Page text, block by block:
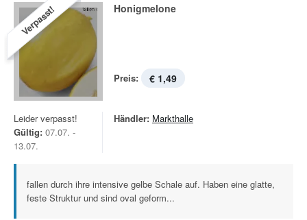
Verpasst! Honigmelone
Preis: € 1,49
Leider verpasst!
Gültig: 07.07. -
13.07.
Händler: Markthalle
fallen durch ihre intensive gelbe Schale auf. Haben eine glatte,
feste Struktur und sind oval geform...